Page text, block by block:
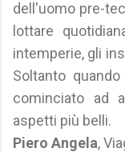
dell'uomo pre-
lottare
intemperie, gli
Soltanto
cominciato ad
aspetti più belli.
Piero Angela,